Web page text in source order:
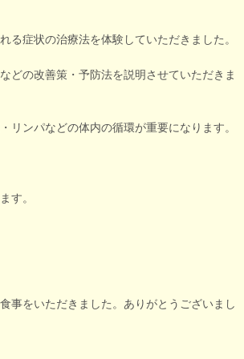
る症状の治療法を体験していただきました。
どの改善策・予防法を説明させていただきま
リンパなどの体内の循環が重要になります。
す。
事をいただきました。ありがとうございまし